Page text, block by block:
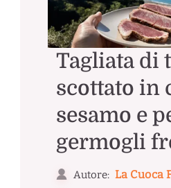
Tagliata di
scottato in
sesamo e
germogli
Autore: La Cuoca